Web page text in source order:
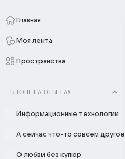
Главная
Моя лента
Пространства
В ТОПЕ НА ОТВЕТАХ
Информационные технологии
А сейчас что-то совсем другое
О любви без купюр